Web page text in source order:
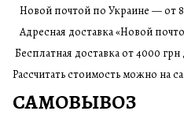
Новой почтой по Украине — от
Адресная доставка «Новой
Бесплатная доставка от 4000
Рассчитать стоимость можно на
САМОВЫВОЗ